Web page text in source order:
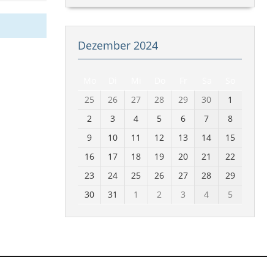
Dezember 2024
25
26 27 28 29 30
1
2
3 4 5 6 7
8
9
10 11 12 13 14
15
16
17 18 19 20 21
22
23
24 25 26 27 28
29
30
31 1 2 3 4 5